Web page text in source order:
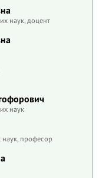
наук, доцент
наук
наук, професор